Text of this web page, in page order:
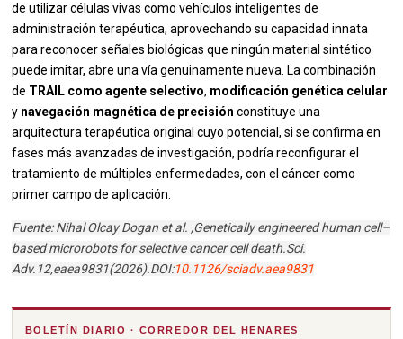
de utilizar células vivas como vehículos inteligentes de
administración terapéutica, aprovechando su capacidad innata
para reconocer señales biológicas que ningún material sintético
puede imitar, abre una vía genuinamente nueva. La combinación
de TRAIL como agente selectivo, modificación genética celular
y navegación magnética de precisión constituye una
arquitectura terapéutica original cuyo potencial, si se confirma en
fases más avanzadas de investigación, podría reconfigurar el
tratamiento de múltiples enfermedades, con el cáncer como
primer campo de aplicación.
Fuente: Nihal Olcay Dogan et al. ,Genetically engineered human cell–
based microrobots for selective cancer cell death.Sci.
Adv.12,eaea9831(2026).DOI:10.1126/sciadv.aea9831
BOLETÍN DIARIO · CORREDOR DEL HENARES